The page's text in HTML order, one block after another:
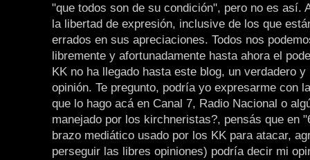
"que todos son de su condición", pero no es así.
la libertad de expresión, inclusive de los que
errados en sus apreciaciones. Todos nos
libremente y afortunadamente hasta ahora el
KK no ha llegado hasta este blog, un verdadero
opinión. Te pregunto, podría yo expresarme con
que lo hago acá en Canal 7, Radio Nacional o
manejado por los kirchneristas?, pensás que en
brazo mediático usado por los KK para atacar,
perseguir las libres opiniones) podría decir mi